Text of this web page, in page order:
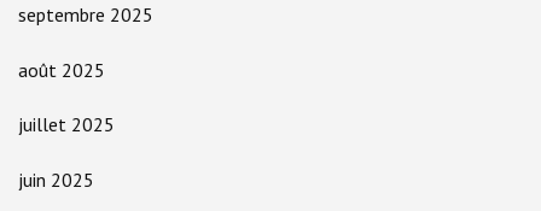
septembre 2025
août 2025
juillet 2025
juin 2025